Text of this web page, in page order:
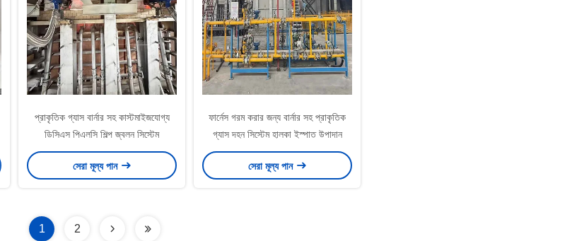
প্রাকৃতিক গ্যাস বার্নার সহ কাস্টমাইজযোগ্য
ডিসিএস পিএলসি শিল্প জ্বলন সিস্টেম
সেরা মূল্য পান
ফার্নেস গরম করার জন্য বার্নার সহ প্রাকৃতিক
গ্যাস দহন সিস্টেম হালকা ইস্পাত উপাদান
সেরা মূল্য পান
1 2